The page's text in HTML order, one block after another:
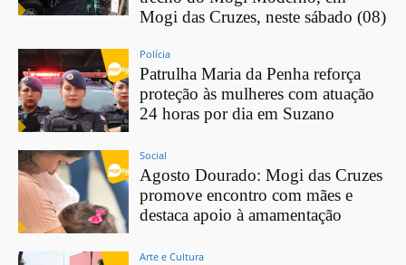
Mogi das Cruzes, neste sábado (08)
Polícia
Patrulha Maria da Penha reforça
proteção às mulheres com atuação
24 horas por dia em Suzano
Social
Agosto Dourado: Mogi das Cruzes
promove encontro com mães e
destaca apoio à amamentação
Arte e Cultura